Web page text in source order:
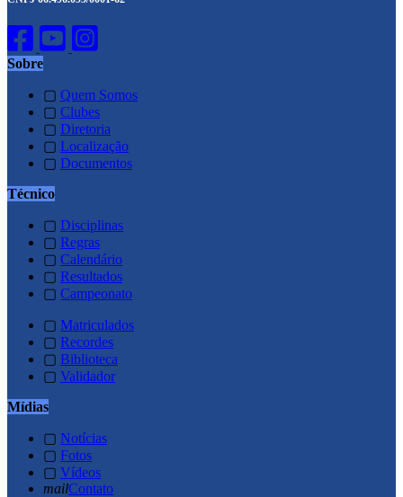
Sobre
▢ Quem Somos
▢ Clubes
▢ Diretoria
▢ Localização
▢ Documentos
Técnico
▢ Disciplinas
▢ Regras
▢ Calendário
▢ Resultados
▢ Campeonato
▢ Matriculados
▢ Recordes
▢ Biblioteca
▢ Validador
Mídias
▢ Notícias
▢ Fotos
▢ Vídeos
mailContato